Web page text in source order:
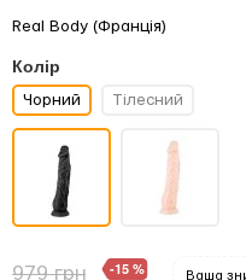
Real Body (Франція)
Колір
Чорний Тілесний
979 грн -15 % Ваша